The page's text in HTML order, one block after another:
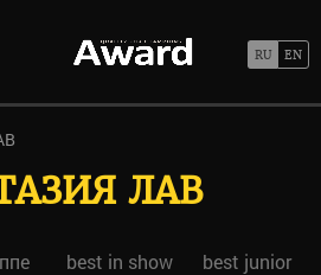
ЛАВ
best in show
best junior